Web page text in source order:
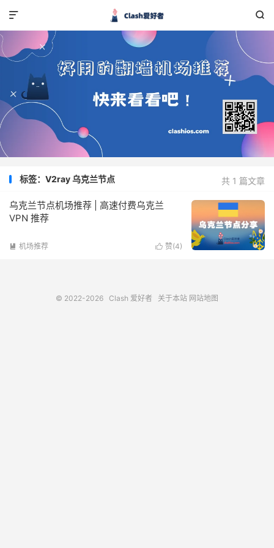


共 1 篇文章
标签：V2ray 乌克兰节点
乌克兰节点机场推荐 | 高速付费乌克兰
VPN 推荐
 赞(4)
 机场推荐
© 2022-2026 Clash 爱好者 关于本站 网站地图